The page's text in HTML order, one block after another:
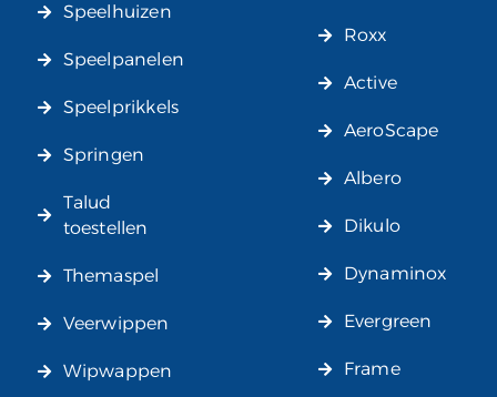
Speelhuizen
Speelpanelen
Speelprikkels
Springen
Talud
toestellen
Themaspel
Veerwippen
Wipwappen
Roxx
Active
AeroScape
Albero
Dikulo
Dynaminox
Evergreen
Frame